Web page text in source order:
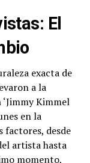
El
exacta de
a la
Kimmel
en la
desde
artista hasta
momento,